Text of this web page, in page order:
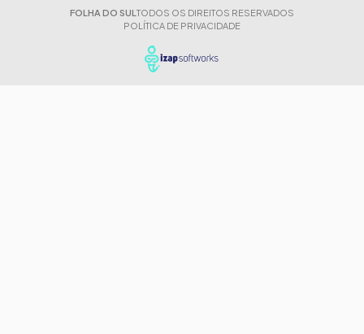
FOLHA DO SUL TODOS OS DIREITOS RESERVADOS
POLÍTICA DE PRIVACIDADE